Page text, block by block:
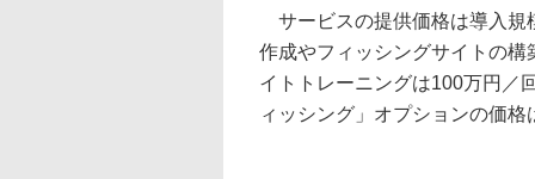
サービスの提供価格は導入規
作成やフィッシングサイトの
イトトレーニングは100万円／
ィッシング」オプションの価